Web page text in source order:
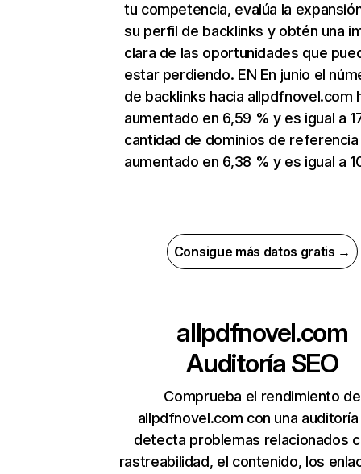
tu competencia, evalúa la
su perfil de backlinks y obtén una
clara de las oportunidades que
estar perdiendo. EN En junio el
de backlinks hacia allpdfnovel.com
aumentado en 6,59 % y es igual a
cantidad de dominios de referencia
aumentado en 6,38 % y es igual a
Consigue más datos gratis →
allpdfnovel.com
Auditoría SEO
Comprueba el rendimiento de
allpdfnovel.com con una
detecta problemas relacionados
rastreabilidad, el contenido, los